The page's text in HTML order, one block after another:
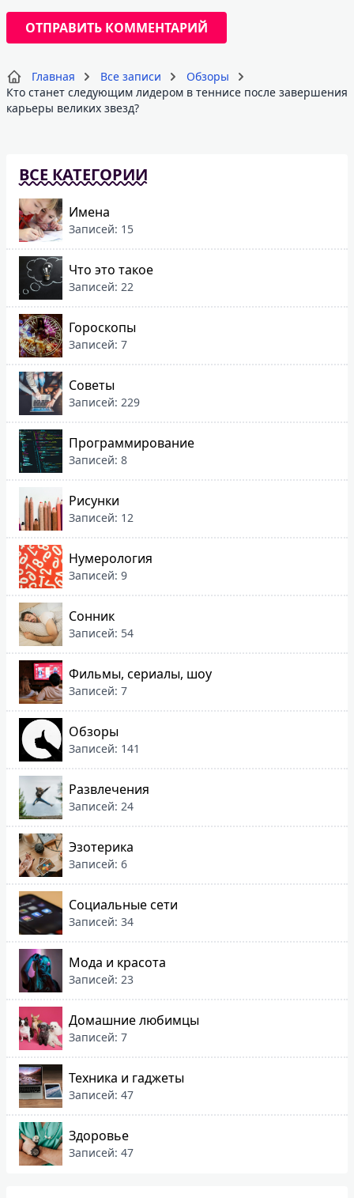
Главная Все записи
Обзоры
Кто станет следующим лидером в теннисе после завершения
карьеры великих звезд?
ВСЕ КАТЕГОРИИ
Имена
Записей: 15
Что это такое
Записей: 22
Гороскопы
Записей: 7
Советы
Записей: 229
Программирование
Записей: 8
Рисунки
Записей: 12
Нумерология
Записей: 9
Сонник
Записей: 54
Фильмы, сериалы, шоу
Записей: 7
Обзоры
Записей: 141
Развлечения
Записей: 24
Эзотерика
Записей: 6
Социальные сети
Записей: 34
Мода и красота
Записей: 23
Домашние любимцы
Записей: 7
Техника и гаджеты
Записей: 47
Здоровье
Записей: 47